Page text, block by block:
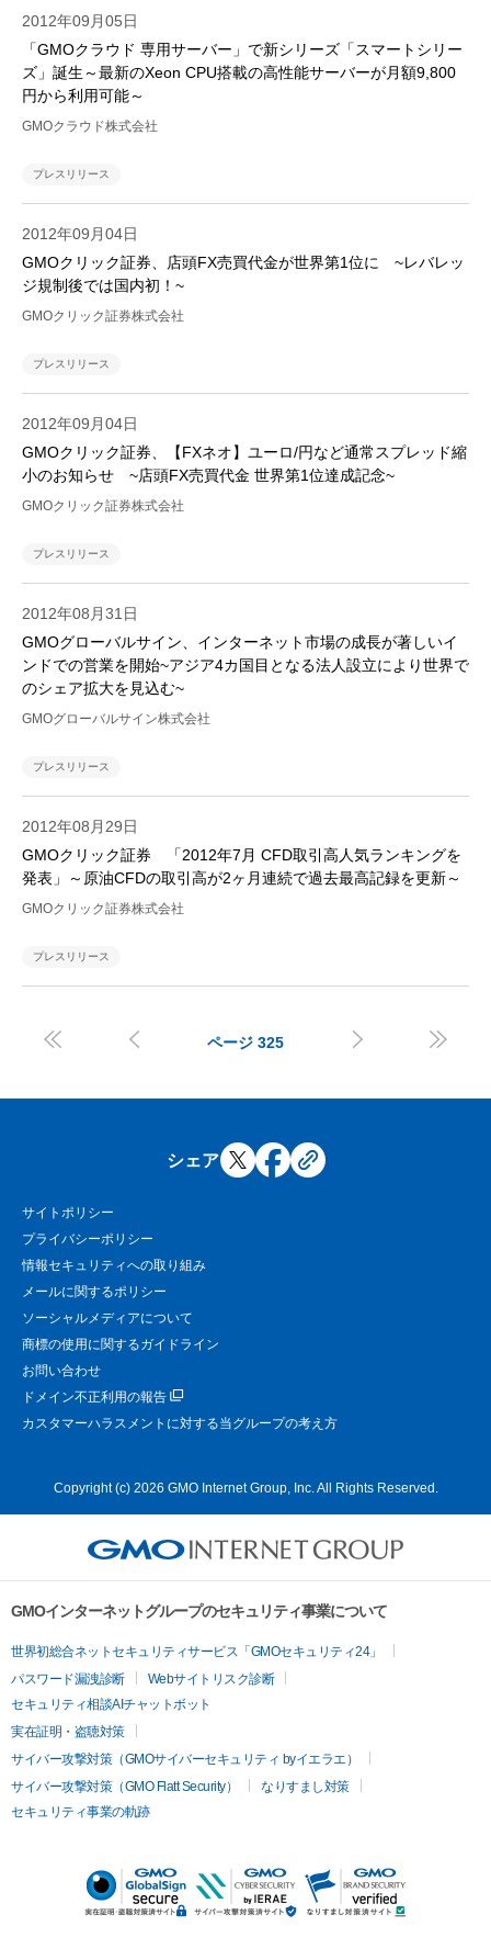
2012年09月05日
「GMOクラウド 専用サーバー」で新シリーズ「スマートシリー
ズ」誕生～最新のXeon CPU搭載の高性能サーバーが月額9,800
円から利用可能～
GMOクラウド株式会社
プレスリリース
2012年09月04日
GMOクリック証券、店頭FX売買代金が世界第1位に ~レバレッ
ジ規制後では国内初！~
GMOクリック証券株式会社
プレスリリース
2012年09月04日
GMOクリック証券、【FXネオ】ユーロ/円など通常スプレッド縮
小のお知らせ ~店頭FX売買代金 世界第1位達成記念~
GMOクリック証券株式会社
プレスリリース
2012年08月31日
GMOグローバルサイン、インターネット市場の成長が著しいイ
ンドでの営業を開始~アジア4カ国目となる法人設立により世界で
のシェア拡大を見込む~
GMOグローバルサイン株式会社
プレスリリース
2012年08月29日
GMOクリック証券 「2012年7月 CFD取引高人気ランキングを
発表」～原油CFDの取引高が2ヶ月連続で過去最高記録を更新～
GMOクリック証券株式会社
プレスリリース
  ページ 325  
シェア
サイトポリシー
プライバシーポリシー
情報セキュリティへの取り組み
メールに関するポリシー
ソーシャルメディアについて
商標の使用に関するガイドライン
お問い合わせ
ドメイン不正利用の報告
カスタマーハラスメントに対する当グループの考え方
Copyright (c) 2026 GMO Internet Group, Inc. All Rights Reserved.
GMOインターネットグループのセキュリティ事業について
世界初総合ネットセキュリティサービス「GMOセキュリティ24」
パスワード漏洩診断
Webサイトリスク診断
セキュリティ相談AIチャットボット
実在証明・盗聴対策
サイバー攻撃対策（GMOサイバーセキュリティ byイエラエ）
サイバー攻撃対策（GMO Flatt Security）
なりすまし対策
セキュリティ事業の軌跡